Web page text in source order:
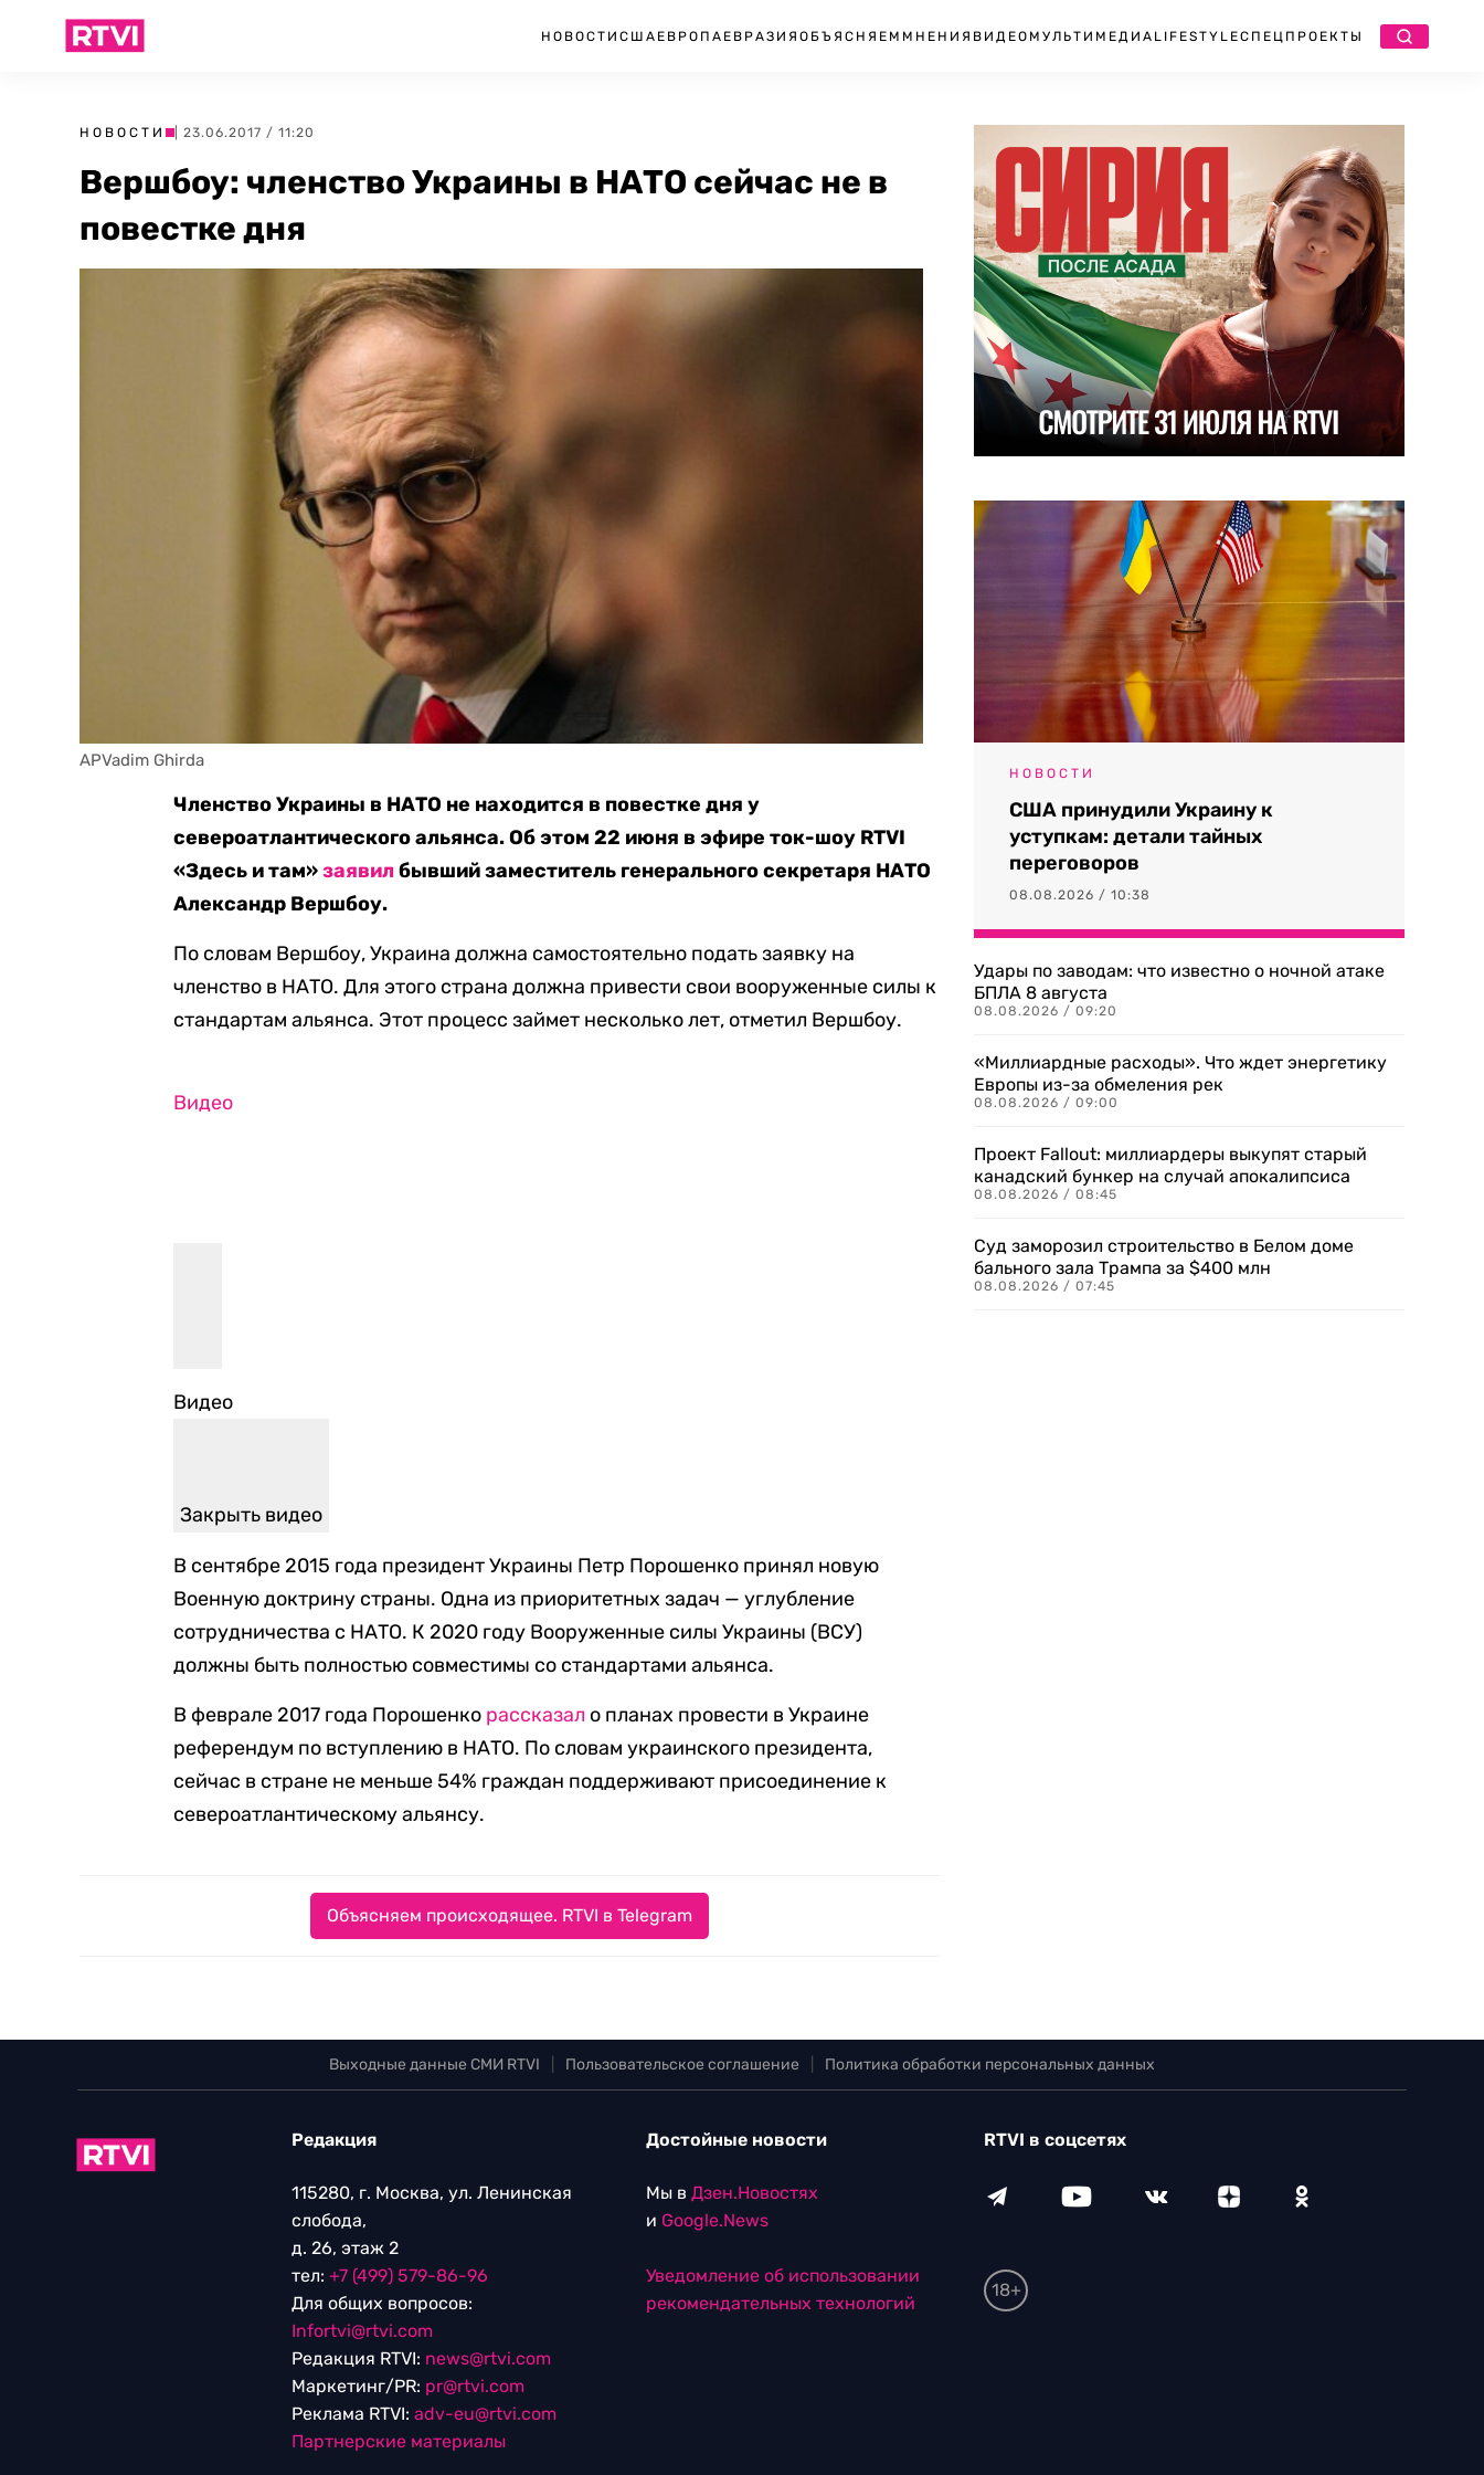
НОВОСТИ США ЕВРОПА ЕВРАЗИЯ ОБЪЯСНЯЕМ МНЕНИЯ ВИДЕО МУЛЬТИМЕДИА LIFESTYLEСПЕЦПРОЕКТЫ
НОВОСТИ | 23.06.2017 / 11:20
Вершбоу: членство Украины в НАТО сейчас не в
повестке дня
APVadim Ghirda
Членство Украины в НАТО не находится в повестке дня у
североатлантического альянса. Об этом 22 июня в эфире ток-шоу RTVI
«Здесь и там»заявилбывший заместитель генерального секретаря НАТО
Александр Вершбоу.
По словам Вершбоу, Украина должна самостоятельно подать заявку на
членство в НАТО. Для этого страна должна привести свои вооруженные силы к
стандартам альянса. Этот процесс займет несколько лет, отметил Вершбоу.
Видео
Видео
Закрыть видео
В сентябре 2015 года президент Украины Петр Порошенко принял новую
Военную доктрину страны. Одна из приоритетных задач — углубление
сотрудничества с НАТО. К 2020 году Вооруженные силы Украины (ВСУ)
должны быть полностью совместимы со стандартами альянса.
В феврале 2017 года Порошенко рассказал о планах провести в Украине
референдум по вступлению в НАТО. По словам украинского президента,
сейчас в стране не меньше 54% граждан поддерживают присоединение к
североатлантическому альянсу.
Объясняем происходящее. RTVI в Telegram
НОВОСТИ
США принудили Украину к
уступкам: детали тайных
переговоров
08.08.2026 / 10:38
Удары по заводам: что известно о ночной атаке
БПЛА 8 августа
08.08.2026 / 09:20
«Миллиардные расходы». Что ждет энергетику
Европы из-за обмеления рек
08.08.2026 / 09:00
Проект Fallout: миллиардеры выкупят старый
канадский бункер на случай апокалипсиса
08.08.2026 / 08:45
Суд заморозил строительство в Белом доме
бального зала Трампа за $400 млн
08.08.2026 / 07:45
Выходные данные СМИ RTVI Пользовательское соглашение Политика обработки персональных данных
Редакция
115280, г. Москва, ул. Ленинская
слобода,
д. 26, этаж 2
тел: +7 (499) 579-86-96
Для общих вопросов:
Infortvi@rtvi.com
Редакция RTVI: news@rtvi.com
Маркетинг/PR: pr@rtvi.com
Реклама RTVI: adv-eu@rtvi.com
Партнерские материалы
Достойные новости
Мы в Дзен.Новостях
и Google.News
Уведомление об использовании
рекомендательных технологий
RTVI в соцсетях
18+